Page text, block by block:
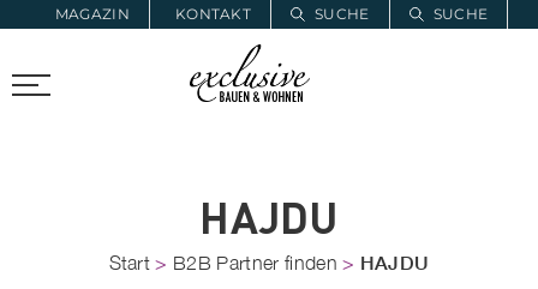
MAGAZIN KONTAKT SUCHE
SUCHE
PROARCHITEC PROINSTALL
HAJDU
Start > B2B Partner finden > HAJDU